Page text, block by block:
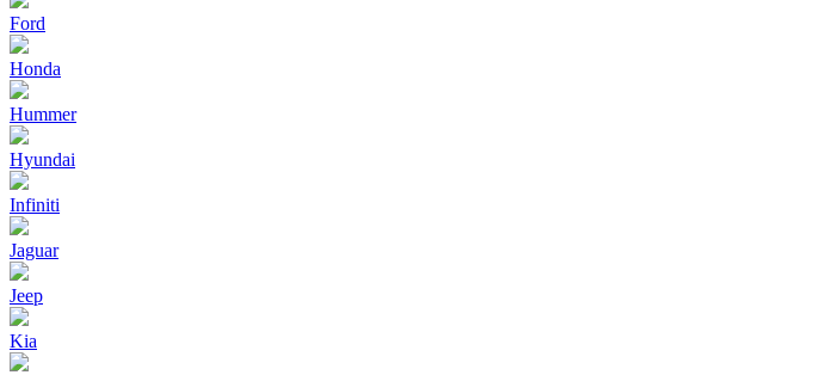
Ford
Honda
Hummer
Hyundai
Infiniti
Jaguar
Jeep
Kia